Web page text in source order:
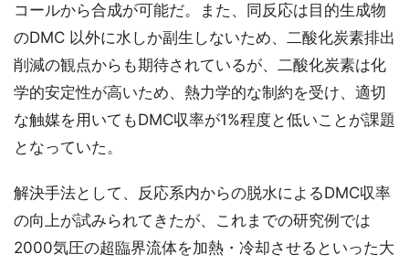
コールから合成が可能だ。また、同反応は目的生成物
のDMC 以外に水しか副生しないため、二酸化炭素排出
削減の観点からも期待されているが、二酸化炭素は化
学的安定性が高いため、熱力学的な制約を受け、適切
な触媒を用いてもDMC収率が1%程度と低いことが課題
となっていた。
解決手法として、反応系内からの脱水によるDMC収率
の向上が試みられてきたが、これまでの研究例では
2000気圧の超臨界流体を加熱・冷却させるといった大